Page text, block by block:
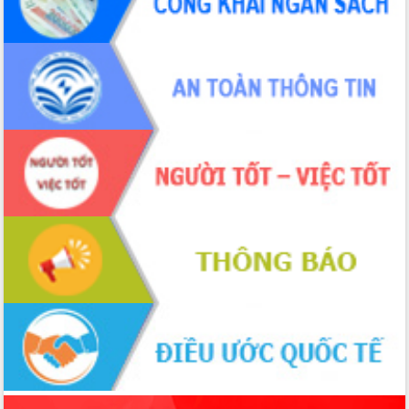
món ăn từ sầu riêng
Đắk Lắk công bố Quy hoạch và xúc
tiến đầu tư tỉnh
Ngành cá ngừ Đắk Lắk chủ động thích
ứng để giữ vững thị trường xuất khẩu
Diễn đàn Kinh tế tư nhân Việt Nam đột
phá cơ chế - Hợp tác công tư
Đề án 06 tạo bước ngoặt đột phá trong
cải cách hành chính tỉnh Đắk Lắk
Kết nối tour, đẩy mạnh chuyển đổi số
để phát triển du lịch Đắk Lắk
Khởi động Dự án Đầu tư xây dựng hạ
tầng kỹ thuật Cụm công nghiệp Tân
Tiến
Gặp mặt các cơ quan báo chí nhân Kỷ
niệm 101 năm Ngày Báo chí Cách
mạng Việt Nam
Đắk Lắk sơ kết 4 năm triển khai thực
hiện Đề án 06 của Chính phủ
Họp báo thông tin về Hội nghị Công bố